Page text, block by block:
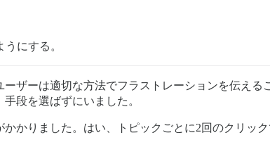
にする。
ザーは適切な方法でフラストレーションを伝える
段を選ばずにいました。
かりました。はい、トピックごとに2回のクリッ